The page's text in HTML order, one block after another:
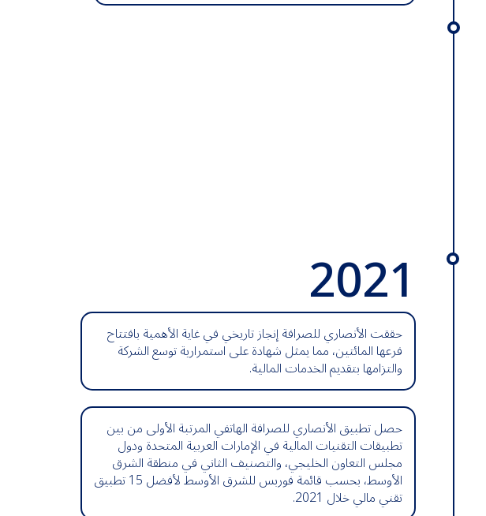
2021
حققت الأنصاري للصرافة إنجاز تاريخي في غاية الأهمية بافتتاح
فرعها المائتين، مما يمثل شهادة على استمرارية توسع الشركة
والتزامها بتقديم الخدمات المالية.
حصل تطبيق الأنصاري للصرافة الهاتفي المرتبة الأولى من بين
تطبيقات التقنيات المالية في الإمارات العربية المتحدة ودول
مجلس التعاون الخليجي، والتصنيف الثاني في منطقة الشرق
الأوسط، بحسب قائمة فوربس للشرق الأوسط لأفضل 15 تطبيق
تقني مالي خلال 2021.